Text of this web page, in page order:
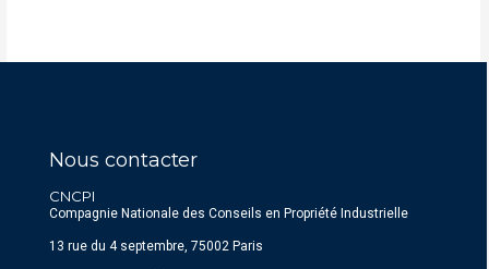
Nous contacter
CNCPI
Compagnie Nationale des Conseils en Propriété Industrielle
13 rue du 4 septembre, 75002 Paris